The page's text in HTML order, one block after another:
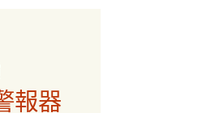
報器